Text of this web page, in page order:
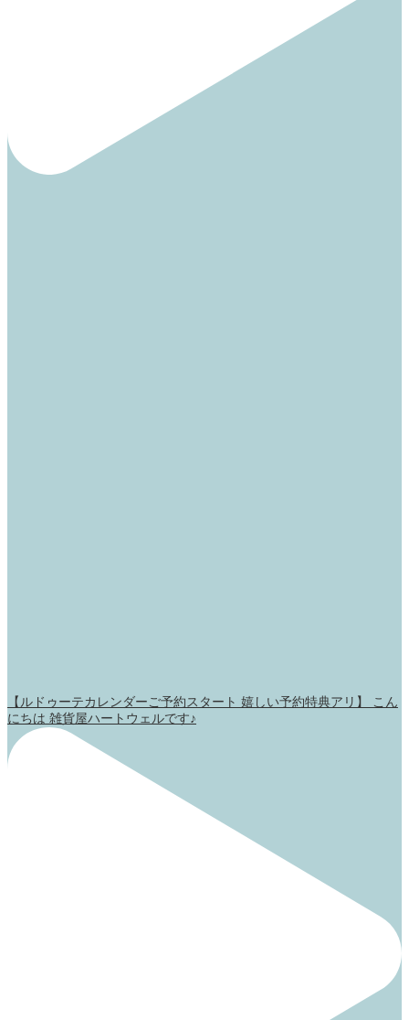
【ルドゥーテカレンダーご予約スタート 嬉しい予約特典アリ】 こん
にちは 雑貨屋ハートウェルです♪